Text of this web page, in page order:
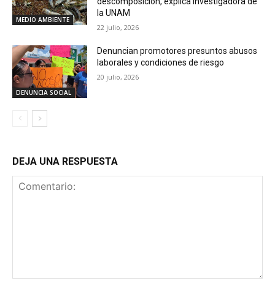
MEDIO AMBIENTE
la UNAM
22 julio, 2026
DENUNCIA SOCIAL
Denuncian promotores presuntos abusos
laborales y condiciones de riesgo
20 julio, 2026
DEJA UNA RESPUESTA